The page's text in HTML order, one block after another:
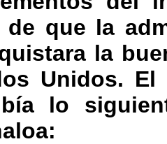
de que la
la
Unidos.
lo